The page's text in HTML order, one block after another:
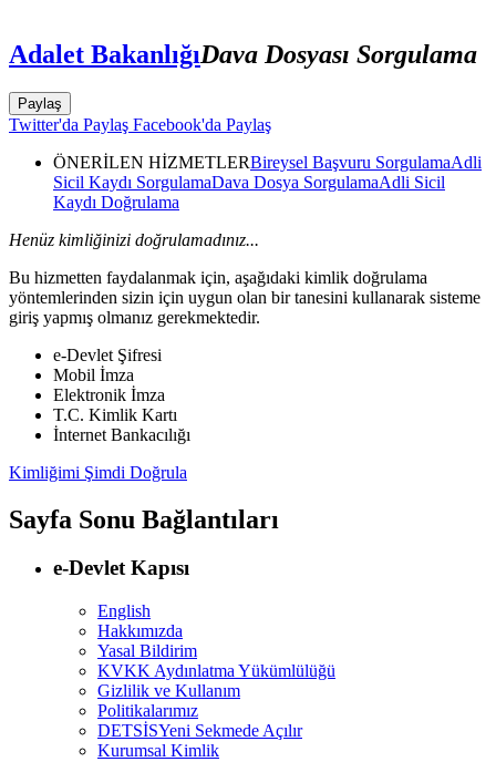
Adalet BakanlığıDava Dosyası Sorgulama
Paylaş
Twitter'da Paylaş Facebook'da Paylaş
ÖNERİLEN HİZMETLERBireysel Başvuru SorgulamaAdli
Sicil Kaydı SorgulamaDava Dosya SorgulamaAdli Sicil
Kaydı Doğrulama
Henüz kimliğinizi doğrulamadınız...
Bu hizmetten faydalanmak için, aşağıdaki kimlik doğrulama
yöntemlerinden sizin için uygun olan bir tanesini kullanarak sisteme
giriş yapmış olmanız gerekmektedir.
e-Devlet Şifresi
Mobil İmza
Elektronik İmza
T.C. Kimlik Kartı
İnternet Bankacılığı
Kimliğimi Şimdi Doğrula
Sayfa Sonu Bağlantıları
e-Devlet Kapısı
English
Hakkımızda
Yasal Bildirim
KVKK Aydınlatma Yükümlülüğü
Gizlilik ve Kullanım
Politikalarımız
DETSİSYeni Sekmede Açılır
Kurumsal Kimlik